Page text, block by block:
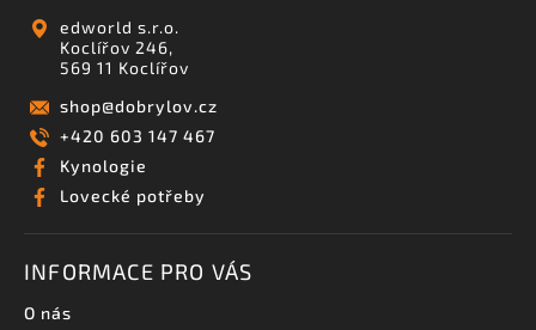
edworld s.r.o.
Koclířov 246,
569 11 Koclířov
shop@dobrylov.cz
+420 603 147 467
Kynologie
Lovecké potřeby
INFORMACE PRO VÁS
O nás